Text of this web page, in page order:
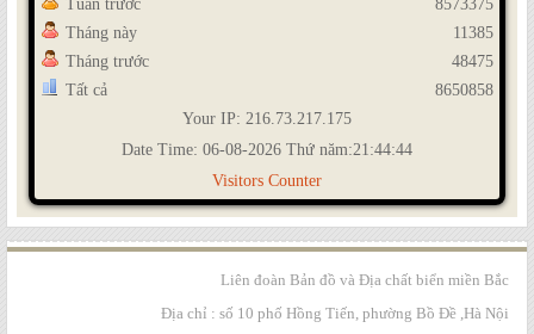
Tuần trước
Tháng này
Tháng trước
Tất cả
8573375
11385
48475
8650858
Your IP: 216.73.217.175
Date Time: 06-08-2026 Thứ năm:21:44:44
Visitors Counter
Liên đoàn Bản đồ và Địa chất biển miền Bắc
Địa chỉ : số 10 phố Hồng Tiến, phường Bồ Đề ,Hà Nội